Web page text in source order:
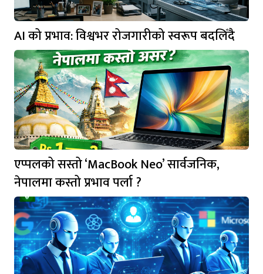
AI को प्रभाव: विश्वभर रोजगारीको स्वरूप बदलिँदै
एप्पलको सस्तो ‘MacBook Neo’ सार्वजनिक,
नेपालमा कस्तो प्रभाव पर्ला ?